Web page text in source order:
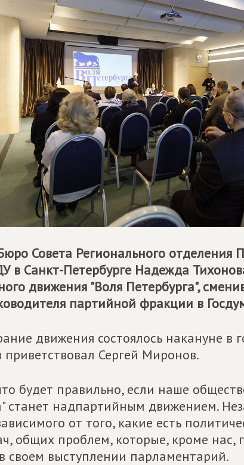
Совета Регионального отделения
в Санкт-Петербурге Надежда
движения "Воля Петербурга",
партийной фракции в
движения состоялось накануне в
приветствовал Сергей Миронов.
будет правильно, если наше
станет надпартийным движением.
от того, какие есть
общих проблем, которые, кроме нас,
своем выступлении парламентарий.